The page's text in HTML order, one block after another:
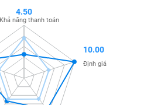
4.50
Khả năng thanh toán
10.00
Định giá